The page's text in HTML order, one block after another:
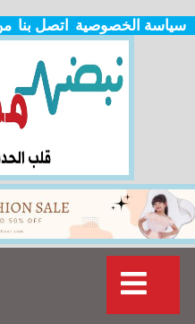
اتصل بنا سياسة الخصوصية